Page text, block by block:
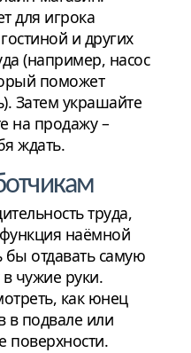
для игрока
и других
(например, насос
поможет
Затем украшайте
на продажу –
ждать.
труда,
наёмной
отдавать самую
чужие руки.
как юнец
в подвале или
поверхности.